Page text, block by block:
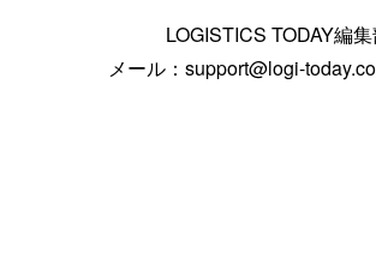
LOGISTICS TODAY編
メール：support@logi-